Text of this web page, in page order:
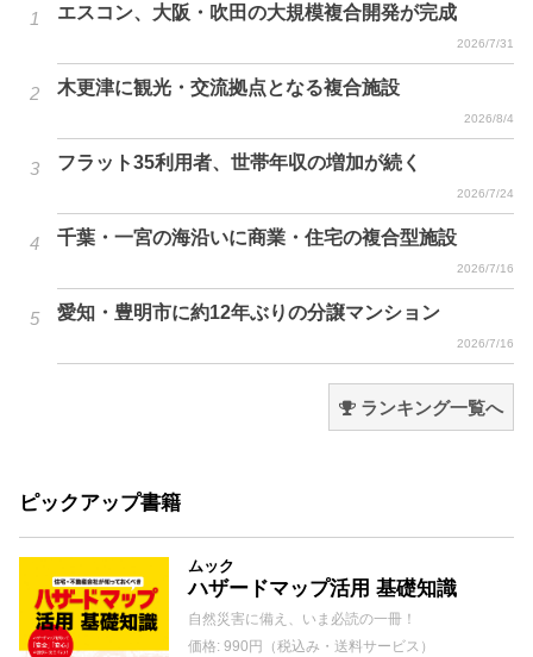
エスコン、大阪・吹田の大規模複合開発が完成
2026/7/31
木更津に観光・交流拠点となる複合施設
2026/8/4
フラット35利用者、世帯年収の増加が続く
2026/7/24
千葉・一宮の海沿いに商業・住宅の複合型施設
2026/7/16
愛知・豊明市に約12年ぶりの分譲マンション
2026/7/16
ランキング一覧へ
ピックアップ書籍
ムック
ハザードマップ活用 基礎知識
自然災害に備え、いま必読の一冊！
価格: 990円（税込み・送料サービス）